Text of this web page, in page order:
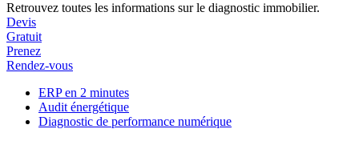
Retrouvez toutes les informations sur le diagnostic immobilier.
Devis
Gratuit
Prenez
Rendez-vous
ERP en 2 minutes
Audit énergétique
Diagnostic de performance numérique